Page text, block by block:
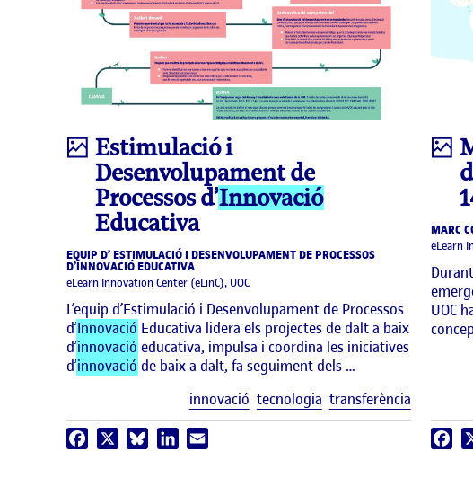
Infografia
Estimulació i
Desenvolupament de
Processos d’Innovació
Educativa
EQUIP D’ ESTIMULACIÓ I DESENVOLUPAMENT DE PROCESSOS
D’INNOVACIÓ EDUCATIVA
eLearn Innovation Center (eLinC), UOC
L’equip d’Estimulació i Desenvolupament de Processos
d’Innovació Educativa lidera els projectes de dalt a baix
d’innovació educativa, impulsa i coordina les iniciatives
d’innovació de baix a dalt, fa seguiment dels …
Etiquetes
innovació tecnologia transferència
Facebook BlueskyLinkedIn
MARC
eLearn
UOC